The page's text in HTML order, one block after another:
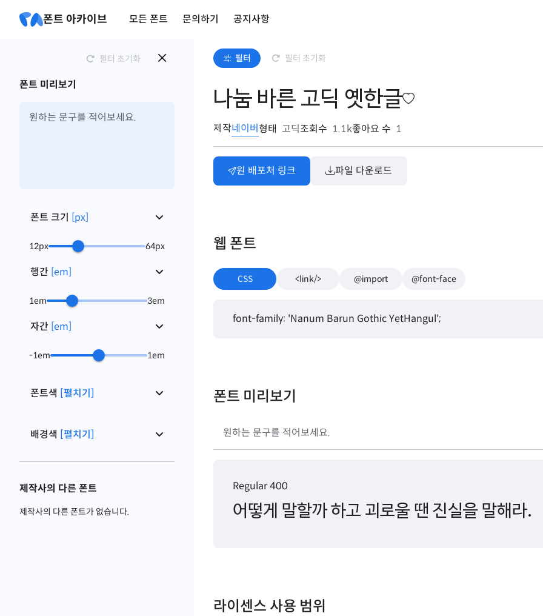
폰트 아카이브 모든 폰트 문의하기 공지사항
필터 필터 초기화
필터 초기화
폰트 미리보기
폰트 크기 [px]
12px 64px
행간 [em]
1em 3em
자간 [em]
-1em 1em
폰트색 [펼치기]
배경색 [펼치기]
제작사의 다른 폰트
제작사의 다른 폰트가 없습니다.
나눔 바른 고딕 옛한글
제작네이버형태 고딕조회수 1.1k좋아요 수 1
원 배포처 링크 파일 다운로드
웹 폰트
CSS <link/> @import @font-face
font-family: 'Nanum Barun Gothic YetHangul';
폰트 미리보기
Regular 400
어떻게 말할까 하고 괴로울 땐 진실을 말해라.
라이센스 사용 범위